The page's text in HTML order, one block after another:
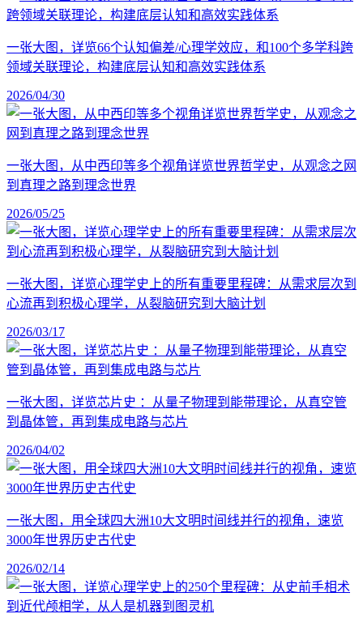
一张大图，详览66个认知偏差/心理学效应，和100个多学科跨
领域关联理论，构建底层认知和高效实践体系
2026/04/30
一张大图，从中西印等多个视角详览世界哲学史，从观念之网
到真理之路到理念世界
2026/05/25
一张大图，详览心理学史上的所有重要里程碑：从需求层次到
心流再到积极心理学，从裂脑研究到大脑计划
2026/03/17
一张大图，详览芯片史 ：从量子物理到能带理论，从真空管
到晶体管，再到集成电路与芯片
2026/04/02
一张大图，用全球四大洲10大文明时间线并行的视角，速览
3000年世界历史古代史
2026/02/14